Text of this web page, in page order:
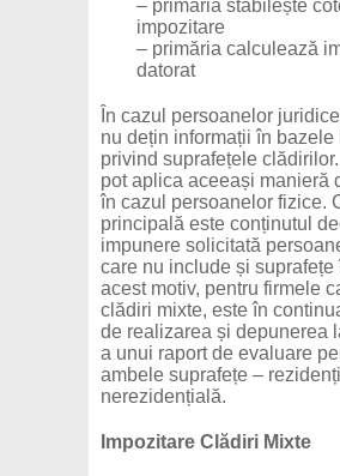
– primăria stabilește
impozitare
– primăria calculează
datorat
În cazul persoanelor
nu dețin informații în bazele
privind suprafețele
pot aplica aceeași manieră
în cazul persoanelor fizice.
principală este conținutul
impunere solicitată
care nu include și suprafețe
acest motiv, pentru firmele
clădiri mixte, este în
de realizarea și depunerea
a unui raport de evaluare
ambele suprafețe –
nerezidențială.
Impozitare Clădiri Mixte